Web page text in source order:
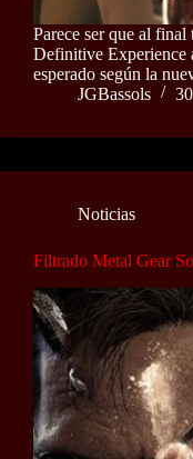
Parece ser que al
Definitive Experience
esperado según la
JGBassols
Noticias
Filtrado Metal Gear